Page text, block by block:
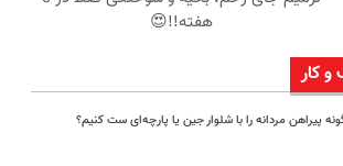
هفته!!😍
و کار
پیراهن مردانه را با شلوار جین یا پارچه‌ای ست کنیم؟